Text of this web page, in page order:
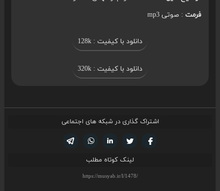
فرمت: صوتی mp3
دانلود با کیفیت : 128k
دانلود با کیفیت : 320k
اشتراک گذاری در شبکه های اجتماعی
لینکدین تویتر
فیسوک
لینک کوتاه مطلب